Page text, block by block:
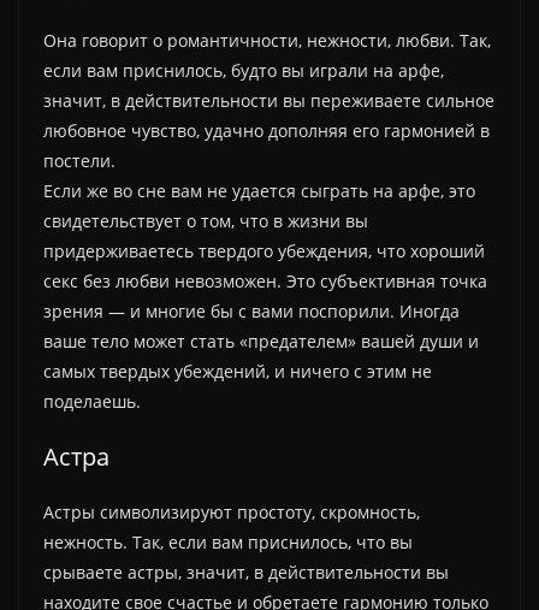
Она говорит о романтичности, нежности, любви. Так,
если вам приснилось, будто вы играли на арфе,
значит, в действительности вы переживаете сильное
любовное чувство, удачно дополняя его гармонией в
постели.
Если же во сне вам не удается сыграть на арфе, это
свидетельствует о том, что в жизни вы
придерживаетесь твердого убеждения, что хороший
секс без любви невозможен. Это субъективная точка
зрения — и многие бы с вами поспорили. Иногда
ваше тело может стать «предателем» вашей души и
самых твердых убеждений, и ничего с этим не
поделаешь.
Астра
Астры символизируют простоту, скромность,
нежность. Так, если вам приснилось, что вы
срываете астры, значит, в действительности вы
находите свое счастье и обретаете гармонию только